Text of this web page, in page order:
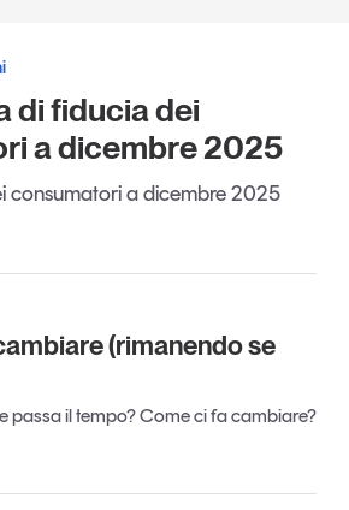
di fiducia dei
a dicembre 2025
consumatori a dicembre 2025
(rimanendo se
passa il tempo? Come ci fa cambiare?